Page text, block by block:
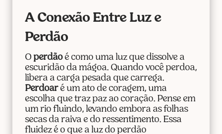
A Conexão Entre Luz e
Perdão
O perdãoé como uma luz que dissolve a
escuridão da mágoa. Quando você perdoa,
libera a carga pesada que carrega.
Perdoaré um ato de coragem, uma
escolha que traz paz ao coração. Pense em
um rio fluindo, levando embora as folhas
secas da raiva e do ressentimento. Essa
fluidez é o que a luz do perdão